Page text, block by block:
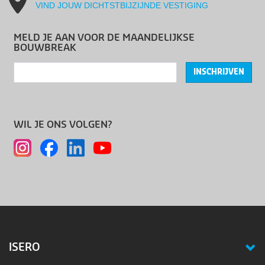
VIND JOUW DICHTSTBIJZIJNDE VESTIGING
MELD JE AAN VOOR DE MAANDELIJKSE
BOUWBREAK
INSCHRIJVEN
WIL JE ONS VOLGEN?
ISERO